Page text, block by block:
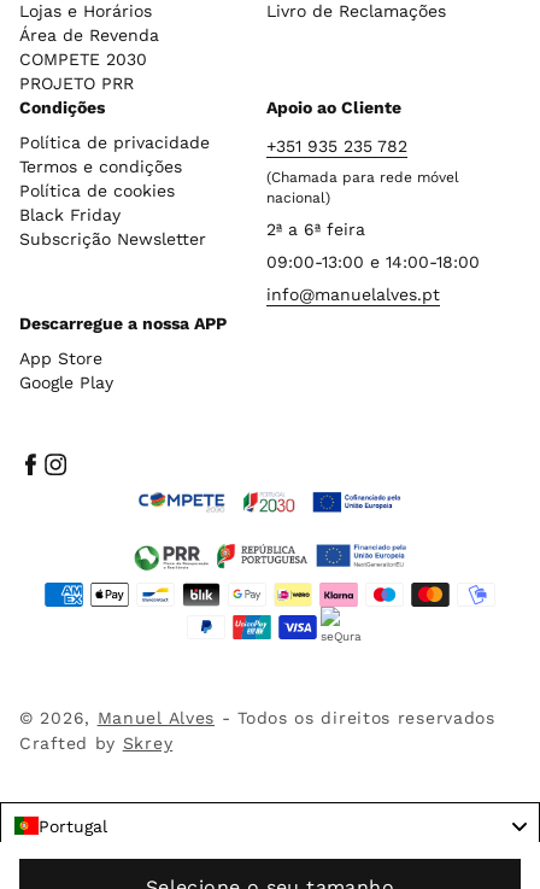
Lojas e Horários
Área de Revenda
COMPETE 2030
PROJETO PRR
Livro de Reclamações
Condições
Política de privacidade
Termos e condições
Política de cookies
Black Friday
Subscrição Newsletter
Apoio ao Cliente
+351 935 235 782
(Chamada para rede móvel
nacional)
2ª a 6ª feira
09:00-13:00 e 14:00-18:00
info@manuelalves.pt
Descarregue a nossa APP
App Store
Google Play
Facebook
Instagram
© 2026, Manuel Alves - Todos os direitos reservados
Crafted by Skrey
Portugal